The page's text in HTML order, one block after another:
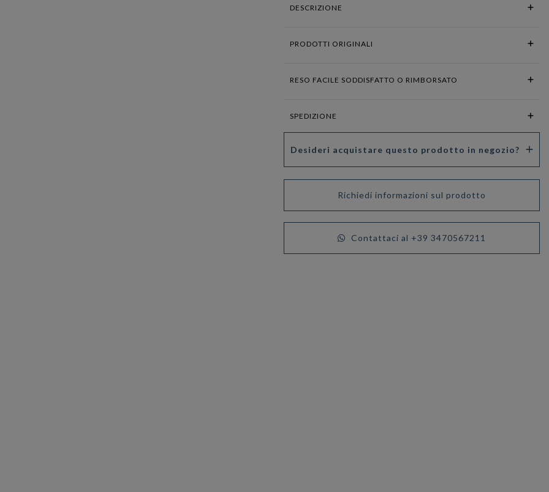
DESCRIZIONE
PRODOTTI ORIGINALI
RESO FACILE SODDISFATTO O RIMBORSATO
SPEDIZIONE
Desideri acquistare questo prodotto in negozio?
Richiedi informazioni sul prodotto
Contattaci al +39 3470567211